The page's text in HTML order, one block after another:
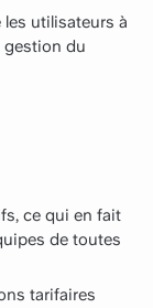
utilisateurs à
gestion du
ce qui en fait
de toutes
tarifaires